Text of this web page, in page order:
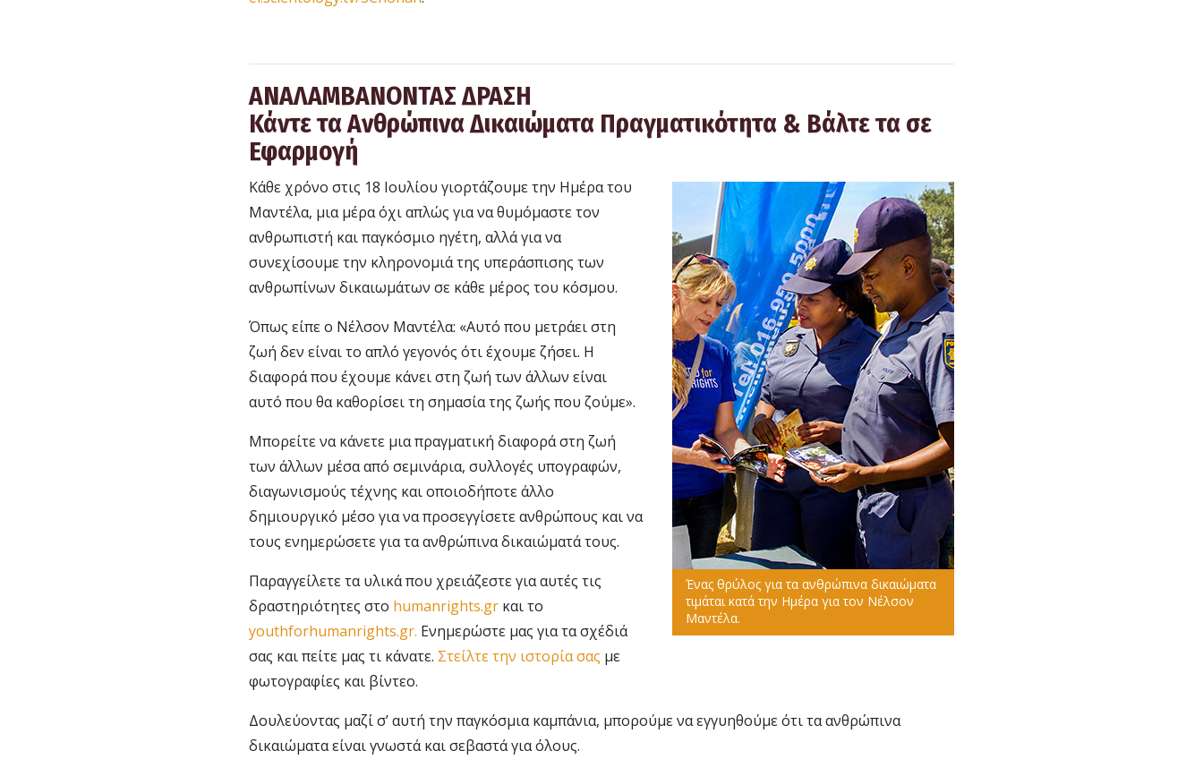
ΑΝΑΛΑΜΒΑΝΟΝΤΑΣ ΔΡΑΣΗ
Κάντε τα Ανθρώπινα Δικαιώµατα Πραγματικότητα & Βάλτε τα σε
Εφαρμογή
Ένας θρύλος για τα ανθρώπινα δικαιώματα
τιμάται κατά την Ημέρα για τον Νέλσον
Μαντέλα.
Κάθε χρόνο στις 18 Ιουλίου γιορτάζουμε την Ημέρα του
Μαντέλα, μια μέρα όχι απλώς για να θυμόμαστε τον
ανθρωπιστή και παγκόσμιο ηγέτη, αλλά για να
συνεχίσουμε την κληρονομιά της υπεράσπισης των
ανθρωπίνων δικαιωμάτων σε κάθε μέρος του κόσμου.
Όπως είπε ο Νέλσον Μαντέλα: «Αυτό που μετράει στη
ζωή δεν είναι το απλό γεγονός ότι έχουμε ζήσει. Η
διαφορά που έχουμε κάνει στη ζωή των άλλων είναι
αυτό που θα καθορίσει τη σημασία της ζωής που ζούμε».
Μπορείτε να κάνετε μια πραγματική διαφορά στη ζωή
των άλλων μέσα από σεμινάρια, συλλογές υπογραφών,
διαγωνισμούς τέχνης και οποιοδήποτε άλλο
δημιουργικό μέσο για να προσεγγίσετε ανθρώπους και να
τους ενημερώσετε για τα ανθρώπινα δικαιώματά τους.
Παραγγείλετε τα υλικά που χρειάζεστε για αυτές τις
δραστηριότητες στο humanrights.gr και το
youthforhumanrights.gr. Ενημερώστε μας για τα σχέδιά
σας και πείτε μας τι κάνατε. Στείλτε την ιστορία σας με
φωτογραφίες και βίντεο.
Δουλεύοντας μαζί σ’ αυτή την παγκόσμια καμπάνια, μπορούμε να εγγυηθούμε ότι τα ανθρώπινα
δικαιώματα είναι γνωστά και σεβαστά για όλους.